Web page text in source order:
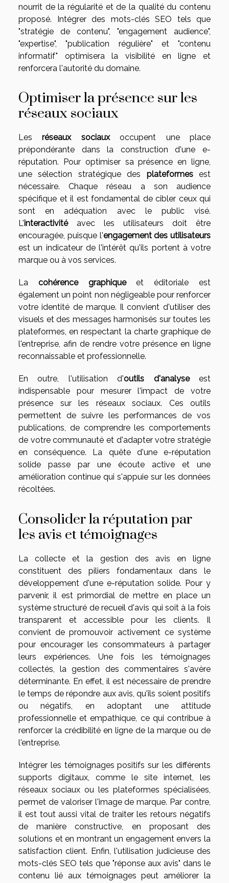
nourrit de la régularité et de la qualité du contenu
proposé. Intégrer des mots-clés SEO tels que
"stratégie de contenu", "engagement audience",
"expertise", "publication régulière" et "contenu
informatif" optimisera la visibilité en ligne et
renforcera l'autorité du domaine.
Optimiser la présence sur les
réseaux sociaux
Lesréseaux sociauxoccupent une place
prépondérante dans la construction d'une e-
réputation. Pour optimiser sa présence en ligne,
une sélection stratégique des plateformesest
nécessaire. Chaque réseau a son audience
spécifique et il est fondamental de cibler ceux qui
sont en adéquation avec le public visé.
L'interactivitéavec les utilisateurs doit être
encouragée, puisque l'engagement des utilisateurs
est un indicateur de l'intérêt qu'ils portent à votre
marque ou à vos services.
La cohérence graphiqueet éditoriale est
également un point non négligeable pour renforcer
votre identité de marque. Il convient d'utiliser des
visuels et des messages harmonisés sur toutes les
plateformes, en respectant la charte graphique de
l'entreprise, afin de rendre votre présence en ligne
reconnaissable et professionnelle.
En outre, l'utilisation d'outils d'analyseest
indispensable pour mesurer l'impact de votre
présence sur les réseaux sociaux. Ces outils
permettent de suivre les performances de vos
publications, de comprendre les comportements
de votre communauté et d'adapter votre stratégie
en conséquence. La quête d'une e-réputation
solide passe par une écoute active et une
amélioration continue qui s'appuie sur les données
récoltées.
Consolider la réputation par
les avis et témoignages
La collecte et la gestion des avis en ligne
constituent des piliers fondamentaux dans le
développement d'une e-réputation solide. Pour y
parvenir, il est primordial de mettre en place un
système structuré de recueil d'avis qui soit à la fois
transparent et accessible pour les clients. Il
convient de promouvoir activement ce système
pour encourager les consommateurs à partager
leurs expériences. Une fois les témoignages
collectés, la gestion des commentaires s'avère
déterminante. En effet, il est nécessaire de prendre
le temps de répondre aux avis, qu'ils soient positifs
ou négatifs, en adoptant une attitude
professionnelle et empathique, ce qui contribue à
renforcer la crédibilité en ligne de la marque ou de
l'entreprise.
Intégrer les témoignages positifs sur les différents
supports digitaux, comme le site internet, les
réseaux sociaux ou les plateformes spécialisées,
permet de valoriser l'image de marque. Par contre,
il est tout aussi vital de traiter les retours négatifs
de manière constructive, en proposant des
solutions et en montrant un engagement envers la
satisfaction client. Enfin, l'utilisation judicieuse des
mots-clés SEO tels que "réponse aux avis" dans le
contenu lié aux témoignages peut améliorer la